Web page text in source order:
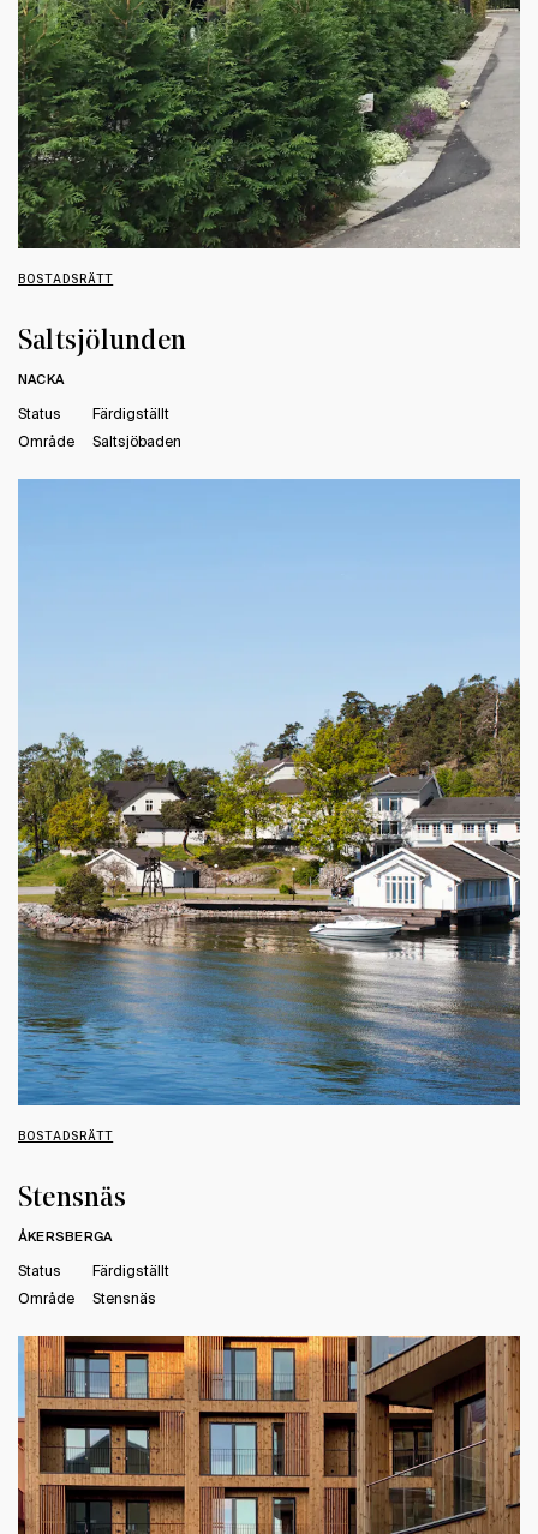
BOSTADSRÄTT
Saltsjölunden
NACKA
Status
Färdigställt
Område
Saltsjöbaden
BOSTADSRÄTT
Stensnäs
ÅKERSBERGA
Status
Färdigställt
Område
Stensnäs